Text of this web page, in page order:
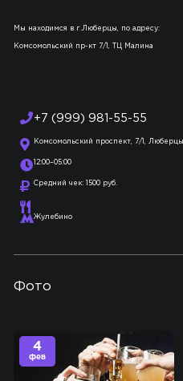
Мы находимся в г.Люберцы, по адресу:
Комсомольский пр-кт 7/1, ТЦ Малина
+7 (999) 981-55-55
Комсомольский проспект, 7/1, Люберцы
12:00–05:00
Средний чек: 1500 руб.
Жулебино
Фото
4
фев